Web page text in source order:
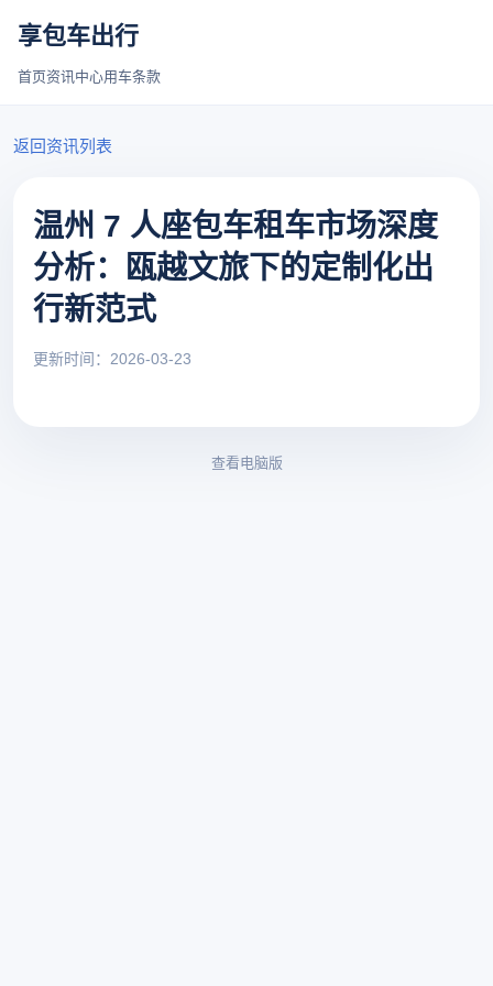
享包车出行
首页资讯中心用车条款
返回资讯列表
温州 7 人座包车租车市场深度
分析：瓯越文旅下的定制化出
行新范式
更新时间：2026-03-23
查看电脑版